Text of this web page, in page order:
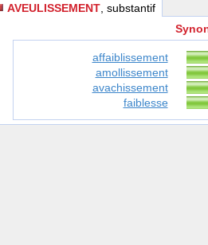
AVEULISSEMENT , substantif
affaiblissement
amollissement
avachissement
faiblesse